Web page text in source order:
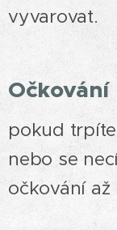
vyvarovat.
Očkování
pokud
nebo se
očkování